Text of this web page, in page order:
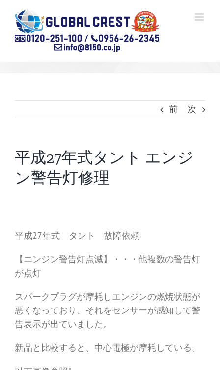
content
前 次
平成27年式タント エンジ
ン警告灯修理
平成27年式 タント 故障依頼
【エンジン警告灯点滅】・・・他複数の警告灯
が点灯
スパークプラグが摩耗しエンジンの燃焼状態が
悪くなっており、それをセンサーが感知して警
告表示が出ていました。
新品と比較すると、中心電極が摩耗している。